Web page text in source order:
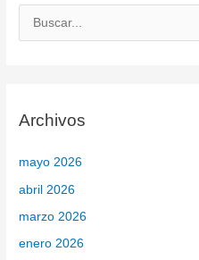
a
o
r
:
Archivos
mayo 2026
abril 2026
marzo 2026
enero 2026